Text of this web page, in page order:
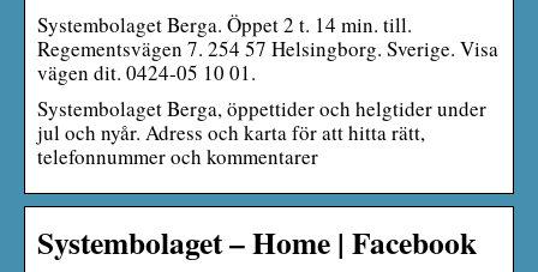
Systembolaget Berga. Öppet 2 t. 14 min. till.
Regementsvägen 7. 254 57 Helsingborg. Sverige. Visa
vägen dit. 0424-05 10 01.
Systembolaget Berga, öppettider och helgtider under
jul och nyår. Adress och karta för att hitta rätt,
telefonnummer och kommentarer
Systembolaget – Home | Facebook